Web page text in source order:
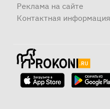
Реклама на сайте
Контактная информация